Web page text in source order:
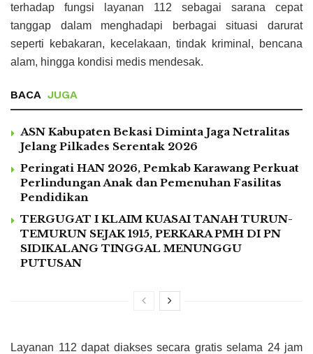
terhadap fungsi layanan 112 sebagai sarana cepat
tanggap dalam menghadapi berbagai situasi darurat
seperti kebakaran, kecelakaan, tindak kriminal, bencana
alam, hingga kondisi medis mendesak.
BACA JUGA
ASN Kabupaten Bekasi Diminta Jaga Netralitas
Jelang Pilkades Serentak 2026
Peringati HAN 2026, Pemkab Karawang Perkuat
Perlindungan Anak dan Pemenuhan Fasilitas
Pendidikan
TERGUGAT I KLAIM KUASAI TANAH TURUN-
TEMURUN SEJAK 1915, PERKARA PMH DI PN
SIDIKALANG TINGGAL MENUNGGU
PUTUSAN
Layanan 112 dapat diakses secara gratis selama 24 jam